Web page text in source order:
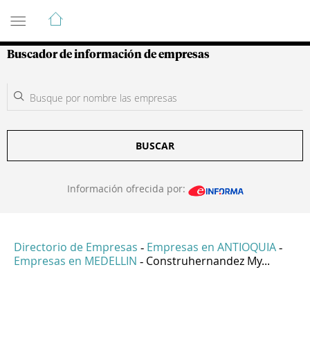
Guía de Empresas Colombianas
Buscador de información de empresas
BUSCAR
Información ofrecida por:
Directorio de Empresas - Empresas en ANTIOQUIA -
Empresas en MEDELLIN - Construhernandez My...